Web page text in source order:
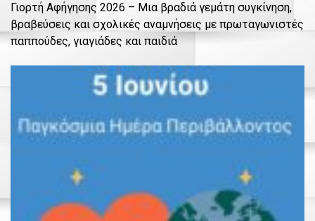
Γιορτή Αφήγησης 2026 – Μια βραδιά γεμάτη συγκίνηση,
βραβεύσεις και σχολικές αναμνήσεις με πρωταγωνιστές
παππούδες, γιαγιάδες και παιδιά